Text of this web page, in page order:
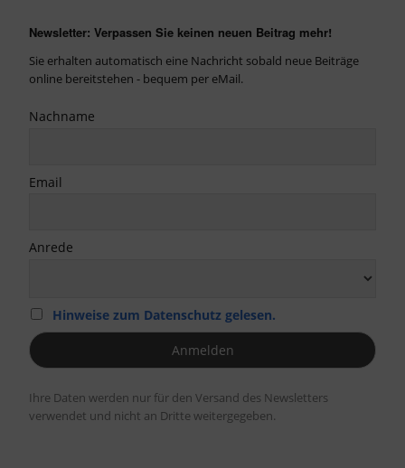
Newsletter: Verpassen Sie keinen neuen Beitrag mehr!
Sie erhalten automatisch eine Nachricht sobald neue Beiträge
online bereitstehen - bequem per eMail.
Nachname
Email
Anrede
Hinweise zum Datenschutz gelesen.
Ihre Daten werden nur für den Versand des Newsletters
verwendet und nicht an Dritte weitergegeben.